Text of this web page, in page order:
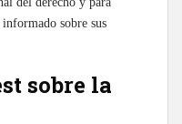
sobre sus
sobre la